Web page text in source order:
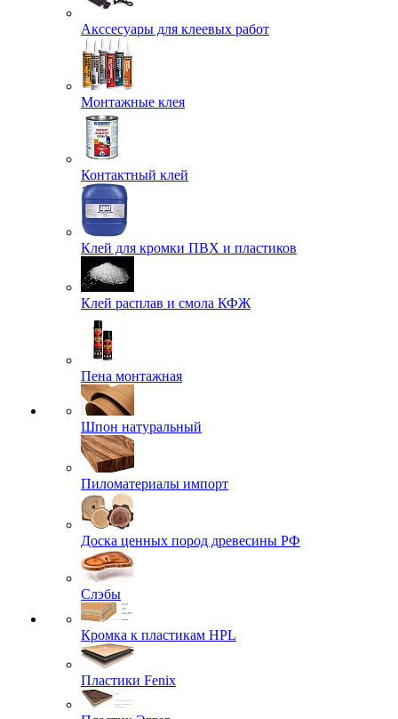
Акссесуары для клеевых работ
Монтажные клея
Контактный клей
Клей для кромки ПВХ и пластиков
Клей расплав и смола КФЖ
Пена монтажная
Шпон натуральный
Пиломатериалы импорт
Доска ценных пород древесины РФ
Слэбы
Кромка к пластикам HPL
Пластики Fenix